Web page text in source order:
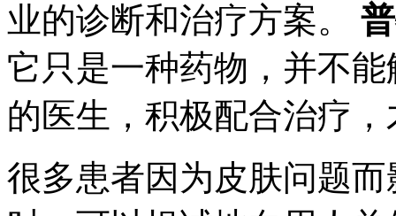
业的诊断和治疗方案。
它只是一种药物，并不
的医生，积极配合治疗
很多患者因为皮肤问题